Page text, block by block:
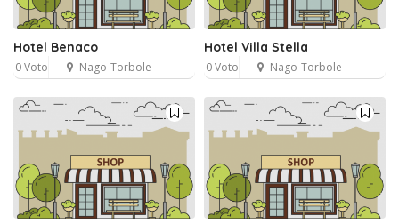
Hotel Benaco
0 Voto Nago-Torbole
Hotel Villa Stella
0 Voto Nago-Torbole